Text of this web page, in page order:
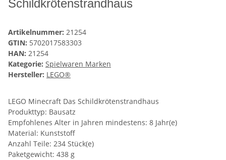
Schildkrötenstrandhaus
Artikelnummer: 21254
GTIN: 5702017583303
HAN: 21254
Kategorie: Spielwaren Marken
Hersteller: LEGO®
LEGO Minecraft Das Schildkrötenstrandhaus
Produkttyp: Bausatz
Empfohlenes Alter in Jahren mindestens: 8 Jahr(e)
Material: Kunststoff
Anzahl Teile: 234 Stück(e)
Paketgewicht: 438 g